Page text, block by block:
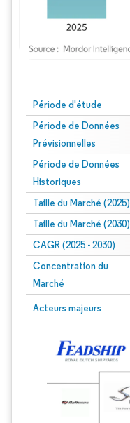
Période d'étude
Période de Données
Prévisionnelles
Période de Données
Historiques
Taille du Marché (2025)
Taille du Marché (2030)
CAGR (2025 - 2030)
Concentration du
Marché
Acteurs majeurs